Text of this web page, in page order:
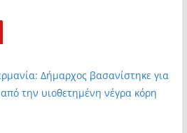
Δήμαρχος βασανίστηκε για
την υιοθετημένη νέγρα κόρη